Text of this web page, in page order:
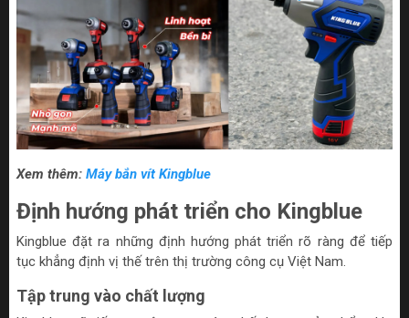
Xem thêm: Máy bắn vít Kingblue
Định hướng phát triển cho Kingblue
Kingblue đặt ra những định hướng phát triển rõ ràng để tiếp
tục khẳng định vị thế trên thị trường công cụ Việt Nam.
Tập trung vào chất lượng